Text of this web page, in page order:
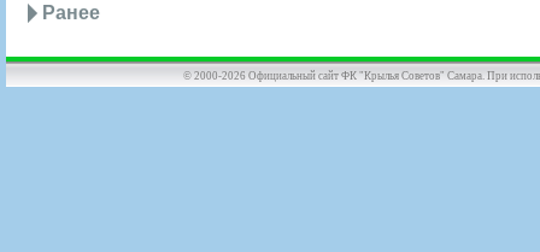
Ранее
© 2000-2026 Официальный сайт ФК "Крылья Советов" Самара. При